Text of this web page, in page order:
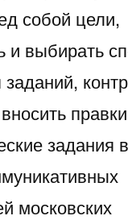
собой цели,
и выбирать
задания
московских